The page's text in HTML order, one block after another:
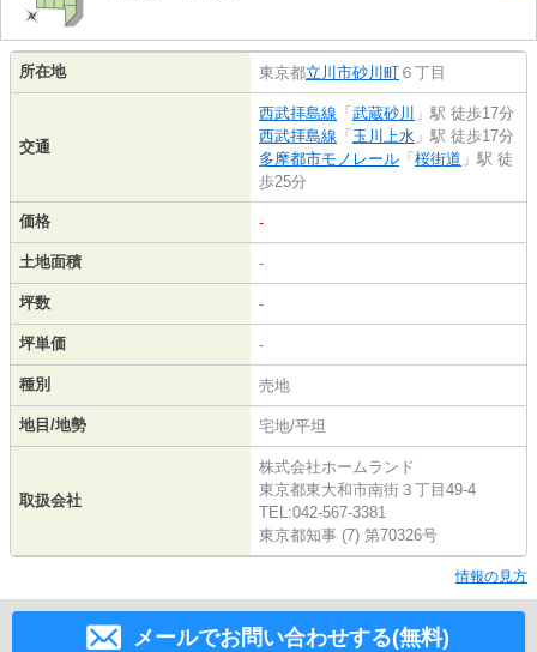
所在地 東京都立川市砂川町 ６丁目
交通
西武拝島線 「 武蔵砂川 」駅 徒歩17分
西武拝島線 「 玉川上水 」駅 徒歩17分
多摩都市モノレール 「 桜街道 」駅 徒
歩25分
価格 -
土地面積 -
坪数 -
坪単価 -
種別 売地
地目/地勢 宅地/平坦
取扱会社
株式会社ホームランド
東京都東大和市南街３丁目49-4
TEL:042-567-3381
東京都知事 (7) 第70326号
情報の見方
メールでお問い合わせする(無料)